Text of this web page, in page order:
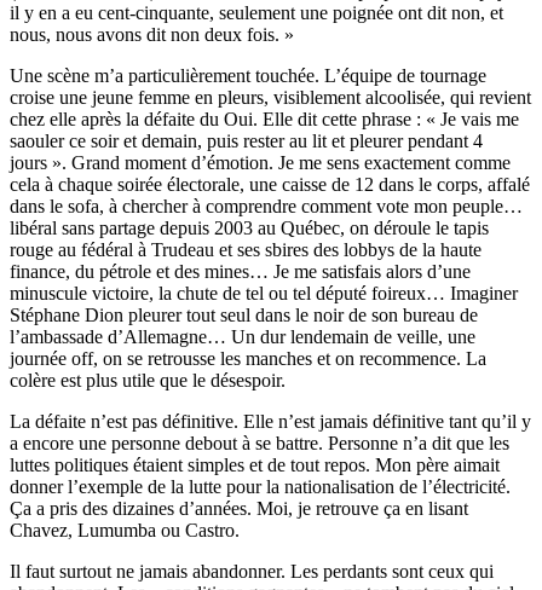
il y en a eu cent-cinquante, seulement une poignée ont dit non, et
nous, nous avons dit non deux fois. »
Une scène m’a particulièrement touchée. L’équipe de tournage
croise une jeune femme en pleurs, visiblement alcoolisée, qui revient
chez elle après la défaite du Oui. Elle dit cette phrase : « Je vais me
saouler ce soir et demain, puis rester au lit et pleurer pendant 4
jours ». Grand moment d’émotion. Je me sens exactement comme
cela à chaque soirée électorale, une caisse de 12 dans le corps, affalé
dans le sofa, à chercher à comprendre comment vote mon peuple…
libéral sans partage depuis 2003 au Québec, on déroule le tapis
rouge au fédéral à Trudeau et ses sbires des lobbys de la haute
finance, du pétrole et des mines… Je me satisfais alors d’une
minuscule victoire, la chute de tel ou tel député foireux… Imaginer
Stéphane Dion pleurer tout seul dans le noir de son bureau de
l’ambassade d’Allemagne… Un dur lendemain de veille, une
journée off, on se retrousse les manches et on recommence. La
colère est plus utile que le désespoir.
La défaite n’est pas définitive. Elle n’est jamais définitive tant qu’il y
a encore une personne debout à se battre. Personne n’a dit que les
luttes politiques étaient simples et de tout repos. Mon père aimait
donner l’exemple de la lutte pour la nationalisation de l’électricité.
Ça a pris des dizaines d’années. Moi, je retrouve ça en lisant
Chavez, Lumumba ou Castro.
Il faut surtout ne jamais abandonner. Les perdants sont ceux qui